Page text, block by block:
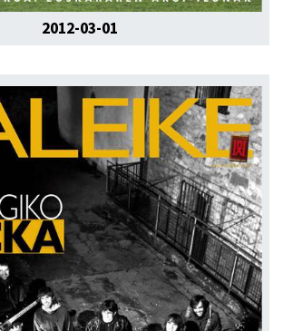
2012-03-01